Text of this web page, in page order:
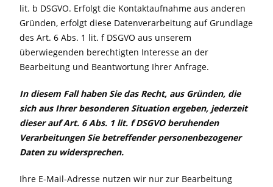
lit. b DSGVO. Erfolgt die Kontaktaufnahme aus anderen
Gründen, erfolgt diese Datenverarbeitung auf Grundlage
des Art. 6 Abs. 1 lit. f DSGVO aus unserem
überwiegenden berechtigten Interesse an der
Bearbeitung und Beantwortung Ihrer Anfrage.
In diesem Fall haben Sie das Recht, aus Gründen, die
sich aus Ihrer besonderen Situation ergeben, jederzeit
dieser auf Art. 6 Abs. 1 lit. f DSGVO beruhenden
Verarbeitungen Sie betreffender personenbezogener
Daten zu widersprechen.
Ihre E-Mail-Adresse nutzen wir nur zur Bearbeitung